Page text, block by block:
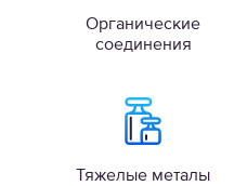
Органические
соединения
Тяжелые металы